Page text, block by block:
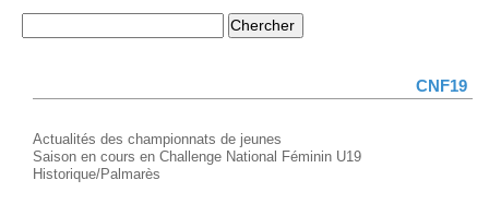
CNF19
Actualités des championnats de jeunes
Saison en cours en Challenge National Féminin U19
Historique/Palmarès